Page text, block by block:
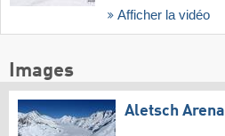
Afficher la vidéo
Images
Aletsch Arena